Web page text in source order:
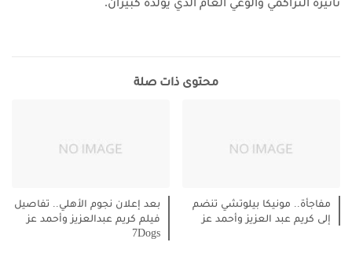
محتوى ذات صلة
مفاجأة.. مونيكا بيلوتشي تنضم
إلى كريم عبد العزيز وأحمد عز
بعد إعلان نجوم الأهلي.. تفاصيل
فيلم كريم عبدالعزيز وأحمد عز
7Dogs